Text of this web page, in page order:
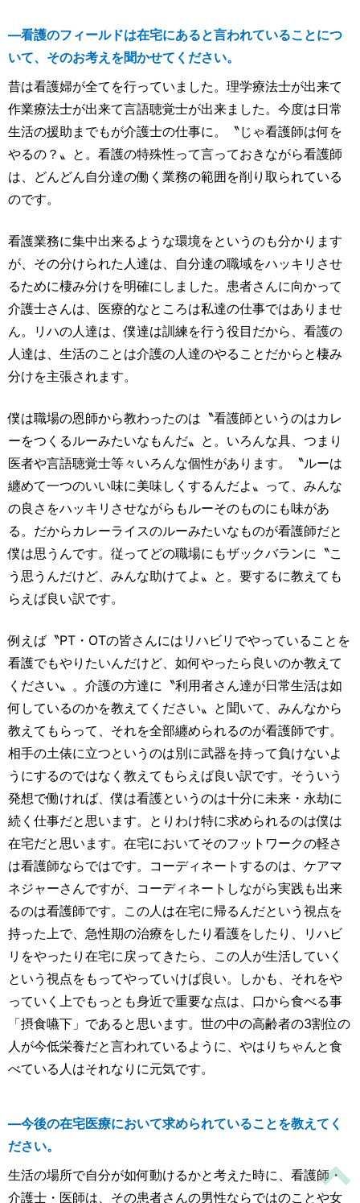
―看護のフィールドは在宅にあると言われていることにつ
いて、そのお考えを聞かせてください。
昔は看護婦が全てを行っていました。理学療法士が出来て
作業療法士が出来て言語聴覚士が出来ました。今度は日常
生活の援助までもが介護士の仕事に。〝じゃ看護師は何を
やるの？〟と。看護の特殊性って言っておきながら看護師
は、どんどん自分達の働く業務の範囲を削り取られている
のです。
看護業務に集中出来るような環境をというのも分かります
が、その分けられた人達は、自分達の職域をハッキリさせ
るために棲み分けを明確にしました。患者さんに向かって
介護士さんは、医療的なところは私達の仕事ではありませ
ん。リハの人達は、僕達は訓練を行う役目だから、看護の
人達は、生活のことは介護の人達のやることだからと棲み
分けを主張されます。
僕は職場の恩師から教わったのは〝看護師というのはカレ
ーをつくるルーみたいなもんだ〟と。いろんな具、つまり
医者や言語聴覚士等々いろんな個性があります。〝ルーは
纏めて一つのいい味に美味しくするんだよ〟って、みんな
の良さをハッキリさせながらもルーそのものにも味があ
る。だからカレーライスのルーみたいなものが看護師だと
僕は思うんです。従ってどの職場にもザックバランに〝こ
う思うんだけど、みんな助けてよ〟と。要するに教えても
らえば良い訳です。
例えば〝PT・OTの皆さんにはリハビリでやっていることを
看護でもやりたいんだけど、如何やったら良いのか教えて
ください〟。介護の方達に〝利用者さん達が日常生活は如
何しているのかを教えてください〟と聞いて、みんなから
教えてもらって、それを全部纏められるのが看護師です。
相手の土俵に立つというのは別に武器を持って負けないよ
うにするのではなく教えてもらえば良い訳です。そういう
発想で働ければ、僕は看護というのは十分に未来・永劫に
続く仕事だと思います。とりわけ特に求められるのは僕は
在宅だと思います。在宅においてそのフットワークの軽さ
は看護師ならではです。コーディネートするのは、ケアマ
ネジャーさんですが、コーディネートしながら実践も出来
るのは看護師です。この人は在宅に帰るんだという視点を
持った上で、急性期の治療をしたり看護をしたり、リハビ
リをやったり在宅に戻ってきたら、この人が生活していく
という視点をもってやっていけば良い。しかも、それをや
っていく上でもっとも身近で重要な点は、口から食べる事
「摂食嚥下」であると思います。世の中の高齢者の3割位の
人が今低栄養だと言われているように、やはりちゃんと食
べている人はそれなりに元気です。
―今後の在宅医療において求められていることを教えてく
ださい。
生活の場所で自分が如何動けるかと考えた時に、看護師・
介護士・医師は、その患者さんの男性ならではのことや女